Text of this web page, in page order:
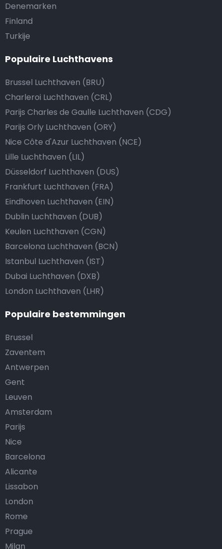
Denemarken
Finland
Turkije
Populaire Luchthavens
Brussel Luchthaven (BRU)
Charleroi Luchthaven (CRL)
Parijs Charles de Gaulle Luchthaven (CDG)
Parijs Orly Luchthaven (ORY)
Nice Côte d'Azur Luchthaven (NCE)
Lille Luchthaven (LIL)
Düsseldorf Luchthaven (DUS)
Frankfurt Luchthaven (FRA)
Eindhoven Luchthaven (EIN)
Dublin Luchthaven (DUB)
Keulen Luchthaven (CGN)
Barcelona Luchthaven (BCN)
Istanbul Luchthaven (IST)
Dubai Luchthaven (DXB)
London Luchthaven (LHR)
Populaire bestemmingen
Brussel
Zaventem
Antwerpen
Gent
Leuven
Amsterdam
Parijs
Nice
Barcelona
Alicante
Lissabon
London
Rome
Prague
Milan